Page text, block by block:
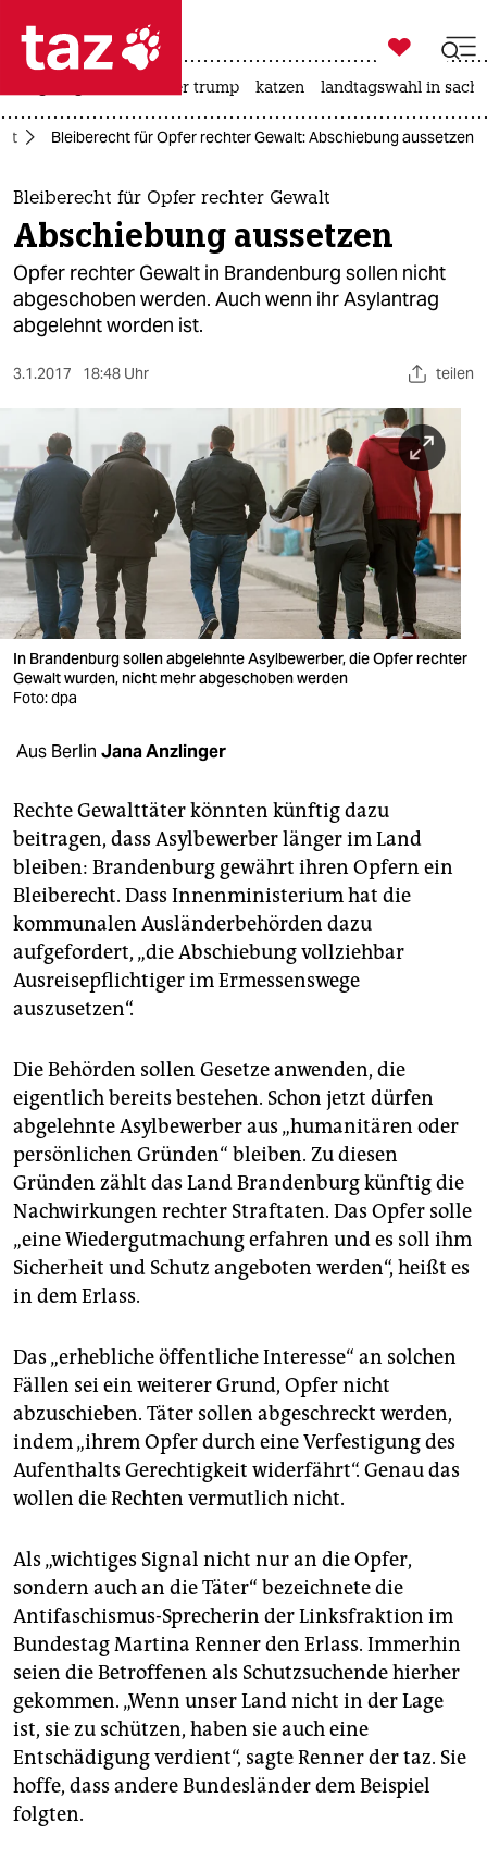
 taz zahl ich
taz zahl ich
themen
politik
öko
gesellschaft
sport
berlin
nord
wahrheit
verlag
verlag
shop
fragen & hilfe
unterstützen
abo
genossenschaft
epaper login

taz zahl ich
usa unter trump katzen landtagswahl in
Bleiberecht für Opfer rechter Gewalt: Abschiebung aussetzen
Bleiberecht für Opfer rechter Gewalt
Abschiebung aussetzen
Opfer rechter Gewalt in Brandenburg sollen nicht
abgeschoben werden. Auch wenn ihr Asylantrag
abgelehnt worden ist.
3.1.2017 18:48 Uhr teilen
In Brandenburg sollen abgelehnte Asylbewerber, die Opfer rechter
Gewalt wurden, nicht mehr abgeschoben werden
Foto: dpa
Aus Berlin Jana Anzlinger
Rechte Gewalttäter könnten künftig dazu
beitragen, dass Asylbewerber länger im Land
bleiben: Brandenburg gewährt ihren Opfern ein
Bleiberecht. Dass Innenministerium hat die
kommunalen Ausländerbehörden dazu
aufgefordert, „die Abschiebung vollziehbar
Ausreisepflichtiger im Ermessenswege
auszusetzen“.
Die Behörden sollen Gesetze anwenden, die
eigentlich bereits bestehen. Schon jetzt dürfen
abgelehnte Asylbewerber aus „humanitären oder
persönlichen Gründen“ bleiben. Zu diesen
Gründen zählt das Land Brandenburg künftig die
Nachwirkungen rechter Straftaten. Das Opfer solle
„eine Wiedergutmachung erfahren und es soll ihm
Sicherheit und Schutz angeboten werden“, heißt es
in dem Erlass.
Das „erhebliche öffentliche Interesse“ an solchen
Fällen sei ein weiterer Grund, Opfer nicht
abzuschieben. Täter sollen abgeschreckt werden,
indem „ihrem Opfer durch eine Verfestigung des
Aufenthalts Gerechtigkeit widerfährt“. Genau das
wollen die Rechten vermutlich nicht.
Als „wichtiges Signal nicht nur an die Opfer,
sondern auch an die Täter“ bezeichnete die
Antifaschismus-Sprecherin der Linksfraktion im
Bundestag Martina Renner den Erlass. Immerhin
seien die Betroffenen als Schutzsuchende hierher
gekommen. „Wenn unser Land nicht in der Lage
ist, sie zu schützen, haben sie auch eine
Entschädigung verdient“, sagte Renner der taz. Sie
hoffe, dass andere Bundesländer dem Beispiel
folgten.